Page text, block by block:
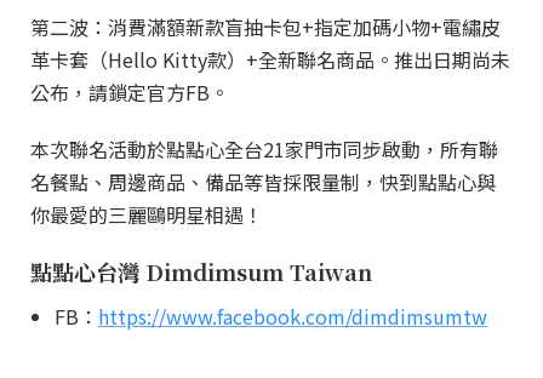
第二波：消費滿額新款盲抽卡包+指定加碼小物+電繡皮
革卡套（Hello Kitty款）+全新聯名商品。推出日期尚未
公布，請鎖定官方FB。
本次聯名活動於點點心全台21家門市同步啟動，所有聯
名餐點、周邊商品、備品等皆採限量制，快到點點心與
你最愛的三麗鷗明星相遇！
點點心台灣 Dimdimsum Taiwan
FB： https://www.facebook.com/dimdimsumtw